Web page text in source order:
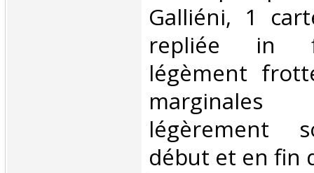
Galliéni, 1
repliée in
légèment
légèrement
début et en fin